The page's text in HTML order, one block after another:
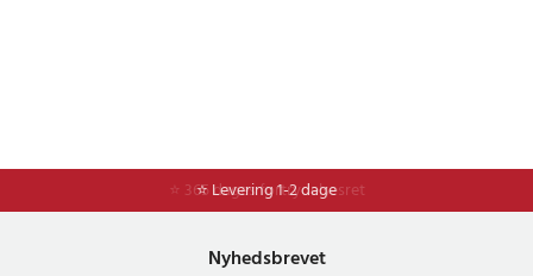
⭐ Levering 1-2 dage
⭐ 365 dages fortrydelsesret
Nyhedsbrevet